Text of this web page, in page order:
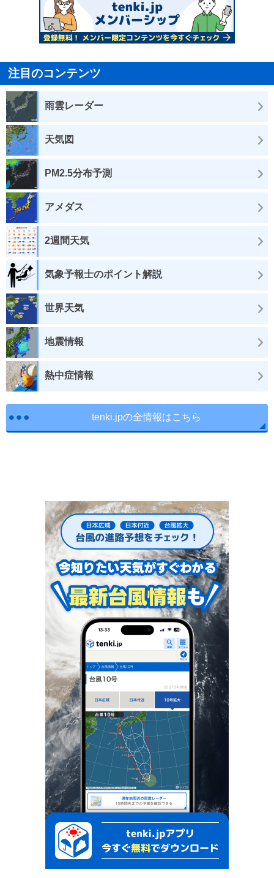
注目のコンテンツ
雨雲レーダー
天気図
PM2.5分布予測
アメダス
2週間天気
気象予報士のポイント解説
世界天気
地震情報
熱中症情報
tenki.jpの全情報はこちら